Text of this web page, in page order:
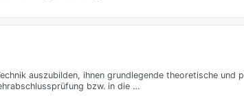
auszubilden, ihnen grundlegende theoretische und
bzw. in die …